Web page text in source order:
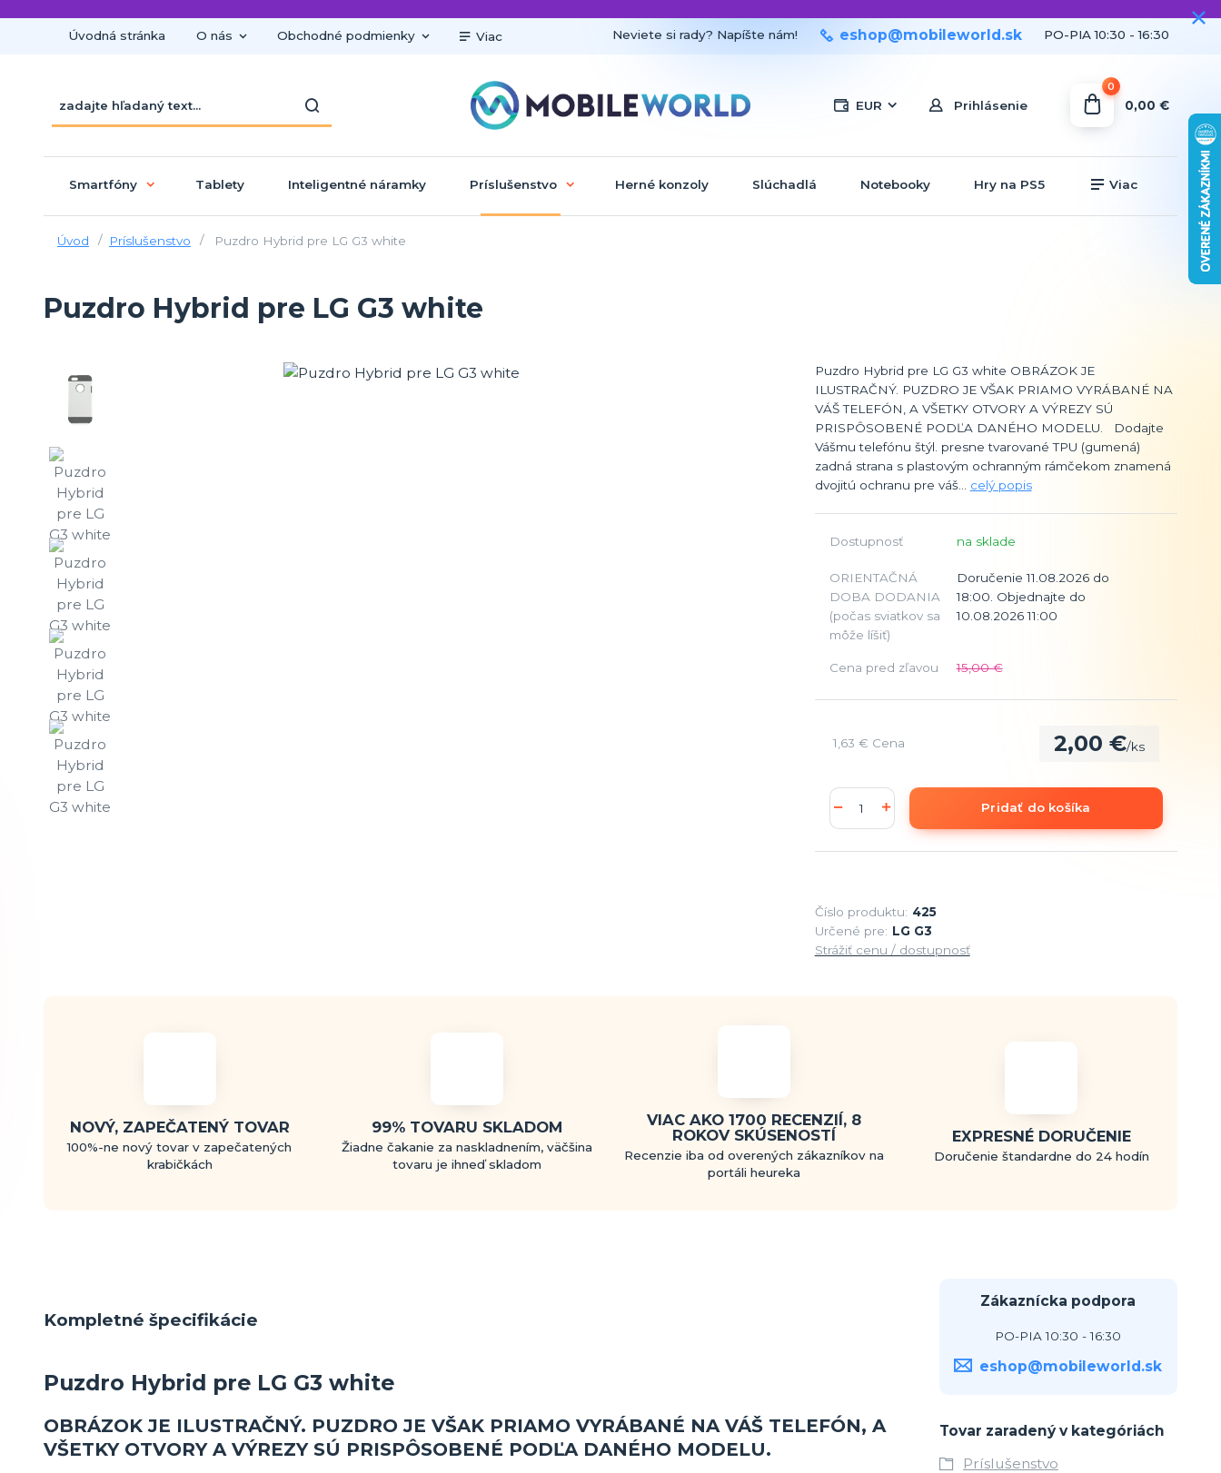
Úvodná stránka O nás Obchodné podmienky Viac
EUR Prihlásenie
Neviete si rady? Napíšte nám! eshop@mobileworld.sk PO-PIA 10:30 - 16:30
0
0,00 €
Smartfóny Tablety Inteligentné náramky Príslušenstvo Herné konzoly Slúchadlá Notebooky Hry na PS5 Viac
Úvod Príslušenstvo Puzdro Hybrid pre LG G3 white
Puzdro Hybrid pre LG G3 white
Puzdro Hybrid pre LG G3 white OBRÁZOK JE
ILUSTRAČNÝ. PUZDRO JE VŠAK PRIAMO VYRÁBANÉ NA
VÁŠ TELEFÓN, A VŠETKY OTVORY A VÝREZY SÚ
PRISPÔSOBENÉ PODĽA DANÉHO MODELU. Dodajte
Vášmu telefónu štýl. presne tvarované TPU (gumená)
zadná strana s plastovým ochranným rámčekom znamená
dvojitú ochranu pre váš... celý popis
Dostupnosť na sklade
ORIENTAČNÁ
DOBA DODANIA
(počas sviatkov sa
môže líšiť)
Doručenie 11.08.2026 do
18:00. Objednajte do
10.08.2026 11:00
Cena pred zľavou 15,00 €
2,00 €/ks
1,63 € Cena
Pridať do košíka
Číslo produktu: 425
Určené pre: LG G3
Strážiť cenu / dostupnosť
NOVÝ, ZAPEČATENÝ TOVAR
100%-ne nový tovar v zapečatených
krabičkách
99% TOVARU SKLADOM
Žiadne čakanie za naskladnením, väčšina
tovaru je ihneď skladom
VIAC AKO 1700 RECENZIÍ, 8
ROKOV SKÚSENOSTÍ
Recenzie iba od overených zákazníkov na
portáli heureka
EXPRESNÉ DORUČENIE
Doručenie štandardne do 24 hodín
Kompletné špecifikácie
Puzdro Hybrid pre LG G3 white
OBRÁZOK JE ILUSTRAČNÝ. PUZDRO JE VŠAK PRIAMO VYRÁBANÉ NA VÁŠ TELEFÓN, A
VŠETKY OTVORY A VÝREZY SÚ PRISPÔSOBENÉ PODĽA DANÉHO MODELU.
Zákaznícka podpora
PO-PIA 10:30 - 16:30
eshop@mobileworld.sk
Tovar zaradený v kategóriách
Príslušenstvo